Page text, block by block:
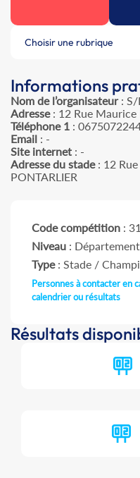
Choisir une rubrique
Informations
Nom de l’organisateur: S/
Adresse: 12 Rue Maurice
Téléphone 1 :
Email : -
Site internet : -
Adresse du stade: 12
PONTARLIER
Code compétition :
Niveau :
Type: Stade /
Personnes à contacter en
calendrier ou résultats
Résultats